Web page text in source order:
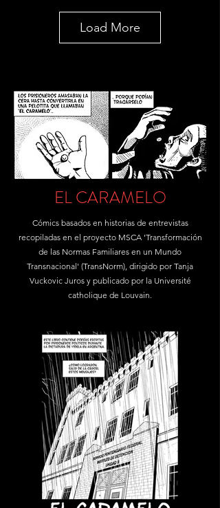
Load More
EL CARAMELO
Cómics basados en historias de entrevistas
recopiladas en el proyecto MSCA 'Transformación
de las Normas Familiares en un Mundo
Transnacional' (TransNorm), dirigido por Tanja
Vuckovic Juros y publicado por la Université
catholique de Louvain.